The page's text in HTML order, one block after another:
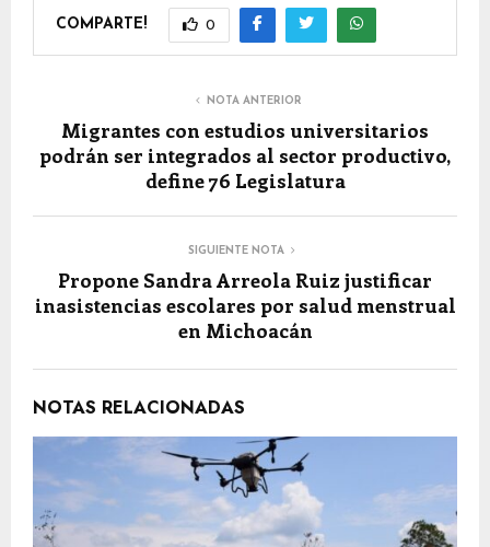
COMPARTE! 0
NOTA ANTERIOR
Migrantes con estudios universitarios
podrán ser integrados al sector productivo,
define 76 Legislatura
SIGUIENTE NOTA
Propone Sandra Arreola Ruiz justificar
inasistencias escolares por salud menstrual
en Michoacán
NOTAS RELACIONADAS